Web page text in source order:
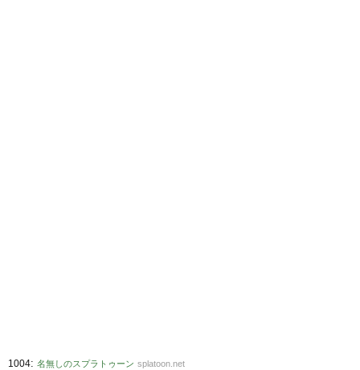
1004: 名無しのスプラトゥーン splatoon.net